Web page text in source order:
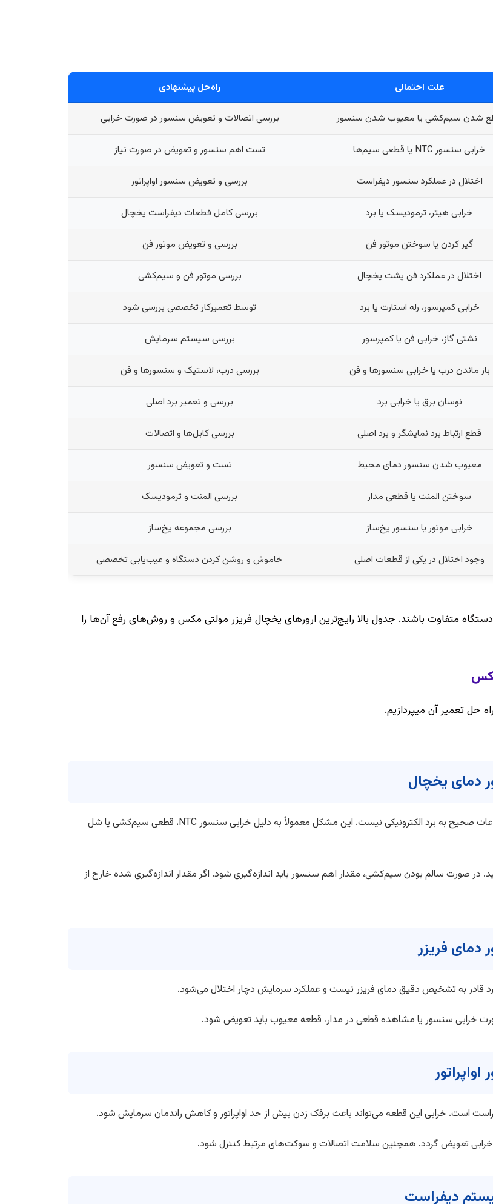
علت احتمالی راه‌حل پیشنهادی
شدن سیم‌کشی یا معیوب شدن سنسور بررسی اتصالات و تعویض سنسور در صورت خرابی
خرابی سنسور NTC یا قطعی سیم‌ها تست اهم سنسور و تعویض در صورت نیاز
اختلال در عملکرد سنسور دیفراست بررسی و تعویض سنسور اواپراتور
خرابی هیتر، ترمودیسک یا برد بررسی کامل قطعات دیفراست یخچال
گیر کردن یا سوختن موتور فن بررسی و تعویض موتور فن
اختلال در عملکرد فن پشت یخچال بررسی موتور فن و سیم‌کشی
خرابی کمپرسور، رله استارت یا برد توسط تعمیرکار تخصصی بررسی شود
نشتی گاز، خرابی فن یا کمپرسور بررسی سیستم سرمایش
باز ماندن درب یا خرابی سنسورها و فن بررسی درب، لاستیک و سنسورها و فن
نوسان برق یا خرابی برد بررسی و تعمیر برد اصلی
قطع ارتباط برد نمایشگر و برد اصلی بررسی کابل‌ها و اتصالات
معیوب شدن سنسور دمای محیط تست و تعویض سنسور
سوختن المنت یا قطعی مدار بررسی المنت و ترمودیسک
خرابی موتور یا سنسور یخ‌ساز بررسی مجموعه یخ‌ساز
وجود اختلال در یکی از قطعات اصلی خاموش و روشن کردن دستگاه و عیب‌یابی تخصصی
متفاوت باشند. جدول بالا رایج‌ترین ارورهای یخچال فریزر مولتی مکس و روش‌های رفع آن‌ها را
حل تعمیر آن میپردازیم.
ارور F1 نشان می‌دهد سنسور دمای بخش یخچال قادر به ارسال اطلاعات صحیح به برد الکترونیکی نیست. این مشکل معمولاً به دلیل خرابی سنسور NTC، قطعی سیم‌کشی یا شل
در صورت سالم بودن سیم‌کشی، مقدار اهم سنسور باید اندازه‌گیری شود. اگر مقدار اندازه‌گیری شده خارج از
خرابی سنسور یا مشاهده قطعی در مدار، قطعه معیوب باید تعویض شود.
است. خرابی این قطعه می‌تواند باعث برفک زدن بیش از حد اواپراتور و کاهش راندمان سرمایش شود.
خرابی تعویض گردد. همچنین سلامت اتصالات و سوکت‌های مرتبط کنترل شود.